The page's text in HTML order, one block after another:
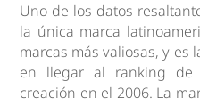
Uno de los datos
la única marca
marcas más valiosas, y es
en llegar al ranking de
creación en el 2006. La